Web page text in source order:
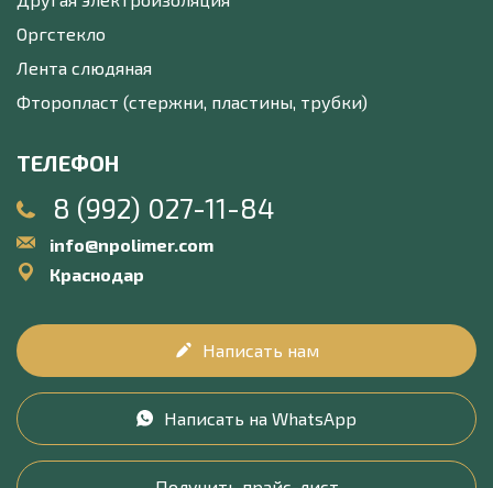
Оргстекло
Лента слюдяная
Фторопласт (стержни, пластины, трубки)
ТЕЛЕФОН
8 (992) 027-11-84
info@npolimer.com
Краснодар
Написать нам
Написать на WhatsApp